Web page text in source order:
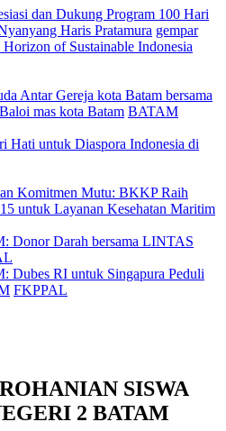
dan Dukung Program 100 Hari
Haris Pratamura gempar
of Sustainable Indonesia
Antar Gereja kota Batam bersama
mas kota Batam BATAM
Hati untuk Diaspora Indonesia di
Komitmen Mutu: BKKP Raih
untuk Layanan Kesehatan Maritim
Donor Darah bersama LINTAS
Dubes RI untuk Singapura Peduli
FKPPAL
SISWA
2 BATAM